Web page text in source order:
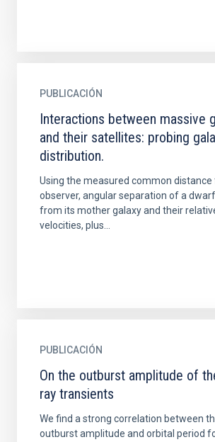
PUBLICACIÓN
Interactions between massive
and their satellites: probing
distribution.
Using the measured common
observer, angular separation of a
from its mother galaxy and their
velocities, plus...
PUBLICACIÓN
On the outburst amplitude of
ray transients
We find a strong correlation between
outburst amplitude and orbital period